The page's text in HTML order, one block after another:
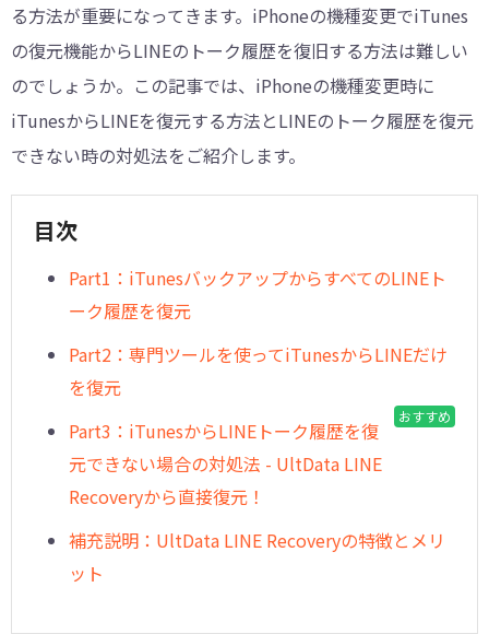
る方法が重要になってきます。iPhoneの機種変更でiTunes
の復元機能からLINEのトーク履歴を復旧する方法は難しい
のでしょうか。この記事では、iPhoneの機種変更時に
iTunesからLINEを復元する方法とLINEのトーク履歴を復元
できない時の対処法をご紹介します。
目次
Part1：iTunesバックアップからすべてのLINEト
ーク履歴を復元
Part2：専門ツールを使ってiTunesからLINEだけ
を復元
Part3：iTunesからLINEトーク履歴を復
元できない場合の対処法 - UltData LINE
Recoveryから直接復元！
おすすめ
補充説明：UltData LINE Recoveryの特徴とメリ
ット